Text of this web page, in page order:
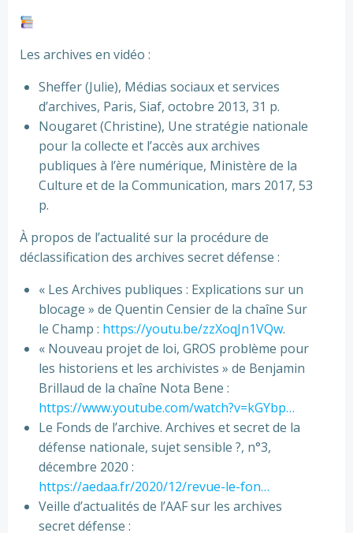
Les archives en vidéo :
Sheffer (Julie), Médias sociaux et services
d’archives, Paris, Siaf, octobre 2013, 31 p.
Nougaret (Christine), Une stratégie nationale
pour la collecte et l’accès aux archives
publiques à l’ère numérique, Ministère de la
Culture et de la Communication, mars 2017, 53
p.
À propos de l’actualité sur la procédure de
déclassification des archives secret défense :
« Les Archives publiques : Explications sur un
blocage » de Quentin Censier de la chaîne Sur
le Champ : https://youtu.be/zzXoqJn1VQw​.
« Nouveau projet de loi, GROS problème pour
les historiens et les archivistes » de Benjamin
Brillaud de la chaîne Nota Bene :
https://www.youtube.com/watch?v=kGYbp…
Le Fonds de l’archive. Archives et secret de la
défense nationale, sujet sensible ?, n°3,
décembre 2020 :
https://aedaa.fr/2020/12/revue-le-fon…
Veille d’actualités de l’AAF sur les archives
secret défense :